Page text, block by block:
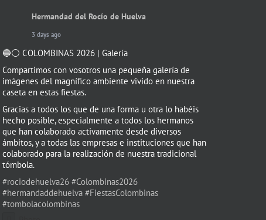
Hermandad del Rocío de Huelva
3 days ago
🔵⚪️ COLOMBINAS 2026 | Galería
Compartimos con vosotros una pequeña galería de
imágenes del magnífico ambiente vivido en nuestra
caseta en estas fiestas.
Gracias a todos los que de una forma u otra lo habéis
hecho posible, especialmente a todos los hermanos
que han colaborado activamente desde diversos
ámbitos, y a todas las empresas e instituciones que han
colaborado para la realización de nuestra tradicional
tómbola.
#rociodehuelva26 #Colombinas2026
#hermandaddehuelva #FiestasColombinas
#tombolacolombinas